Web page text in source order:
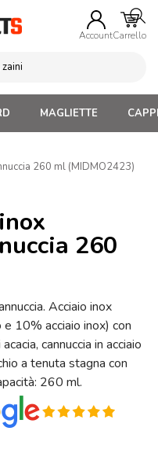
AccountCarrello
MAGLIETTE
260 ml (MIDMO2423)
260
Acciaio inox
10% acciaio inox) con
cannuccia in acciaio
a tenuta stagna con
260 ml.